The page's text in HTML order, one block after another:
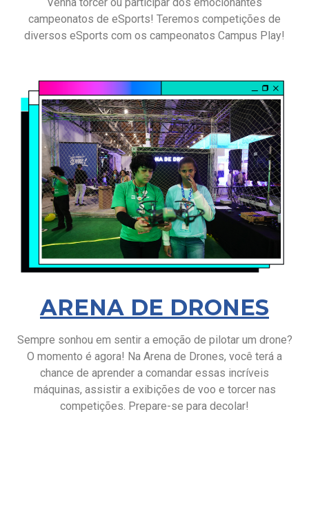
campeonatos de eSports! Teremos competições de
diversos eSports com os campeonatos Campus Play!
ARENA DE DRONES
Sempre sonhou em sentir a emoção de pilotar um drone?
O momento é agora! Na Arena de Drones, você terá a
chance de aprender a comandar essas incríveis
máquinas, assistir a exibições de voo e torcer nas
competições. Prepare-se para decolar!